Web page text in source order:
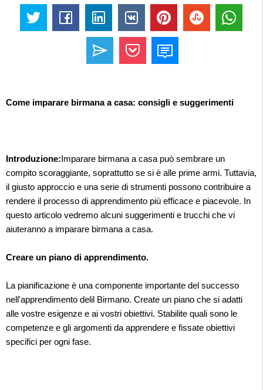
Come imparare birmana a casa: consigli e suggerimenti
Introduzione:Imparare birmana a casa può sembrare un
compito scoraggiante, soprattutto se si è alle prime armi. Tuttavia,
il giusto approccio e una serie di strumenti possono contribuire a
rendere il processo di apprendimento più efficace e piacevole. In
questo articolo vedremo alcuni suggerimenti e trucchi che vi
aiuteranno a imparare birmana a casa.
Creare un piano di apprendimento.
La pianificazione è una componente importante del successo
nell'apprendimento delil Birmano. Create un piano che si adatti
alle vostre esigenze e ai vostri obiettivi. Stabilite quali sono le
competenze e gli argomenti da apprendere e fissate obiettivi
specifici per ogni fase.